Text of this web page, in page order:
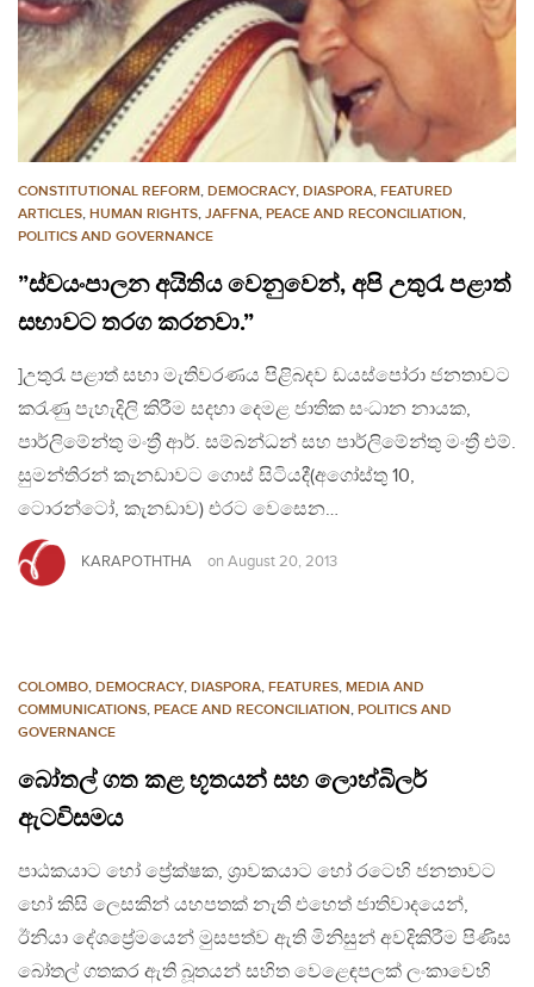
CONSTITUTIONAL REFORM, DEMOCRACY, DIASPORA, FEATURED
ARTICLES, HUMAN RIGHTS, JAFFNA, PEACE AND RECONCILIATION,
POLITICS AND GOVERNANCE
”ස්වයංපාලන අයිතිය වෙනුවෙන්, අපි උතුරැ පළාත්
සභාවට තරග කරනවා.”
]උතුරැ පළාත් සභා මැතිවරණය පිළිබදව ඩයස්පෝරා ජනතාවට
කරැණු පැහැදිලි කිරීම සදහා දෙමළ ජාතික සංධාන නායක,
පාර්ලිමේන්තු මංත්‍රී ආර්. සම්බන්ධන් සහ පාර්ලිමේන්තු මංත්‍රී එම්.
සුමන්තිරන් කැනඩාවට ගොස් සිටියදී(අගෝස්තු 10,
ටොරන්ටෝ, කැනඩාව) එරට වෙසෙන…
KARAPOTHTHA on August 20, 2013
COLOMBO, DEMOCRACY, DIASPORA, FEATURES, MEDIA AND
COMMUNICATIONS, PEACE AND RECONCILIATION, POLITICS AND
GOVERNANCE
බෝතල් ගත කළ භූතයන් සහ ලොහ්බිලර්
ඇටවිසමය
පාඨකයාට හෝ ප්‍රේක්ෂක, ශ්‍රාවකයාට හෝ රටෙහි ජනතාවට
හෝ කිසි ලෙසකින් යහපතක් නැති එහෙත් ජාතිවාදයෙන්,
ඊනියා දේශප්‍රේමයෙන් මුසපත්ව ඇති මිනිසුන් අවදිකිරීම පිණිස
බෝතල් ගතකර ඇති බූතයන් සහිත වෙළෙඳපලක් ලංකාවෙහි